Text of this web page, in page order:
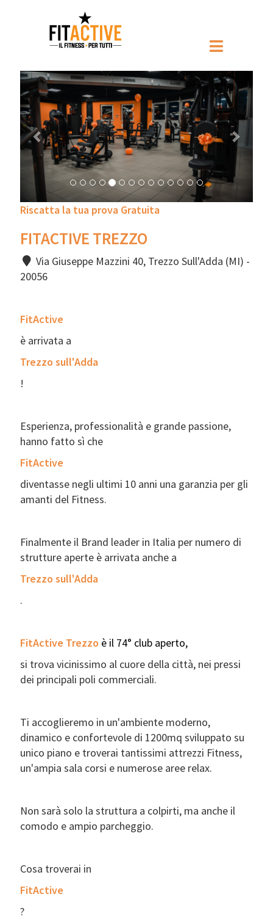
Prec Pross
Riscatta la tua prova Gratuita
FITACTIVE TREZZO
Via Giuseppe Mazzini 40, Trezzo Sull'Adda (MI) -
20056
FitActive
è arrivata a
Trezzo sull'Adda
!
Esperienza, professionalità e grande passione,
hanno fatto sì che
FitActive
diventasse negli ultimi 10 anni una garanzia per gli
amanti del Fitness.
Finalmente il Brand leader in Italia per numero di
strutture aperte è arrivata anche a
Trezzo sull'Adda
.
FitActive Trezzo è il 74° club aperto,
si trova vicinissimo al cuore della città, nei pressi
dei principali poli commerciali.
Ti accoglieremo in un'ambiente moderno,
dinamico e confortevole di 1200mq sviluppato su
unico piano e troverai tantissimi attrezzi Fitness,
un'ampia sala corsi e numerose aree relax.
Non sarà solo la struttura a colpirti, ma anche il
comodo e ampio parcheggio.
Cosa troverai in
FitActive
?